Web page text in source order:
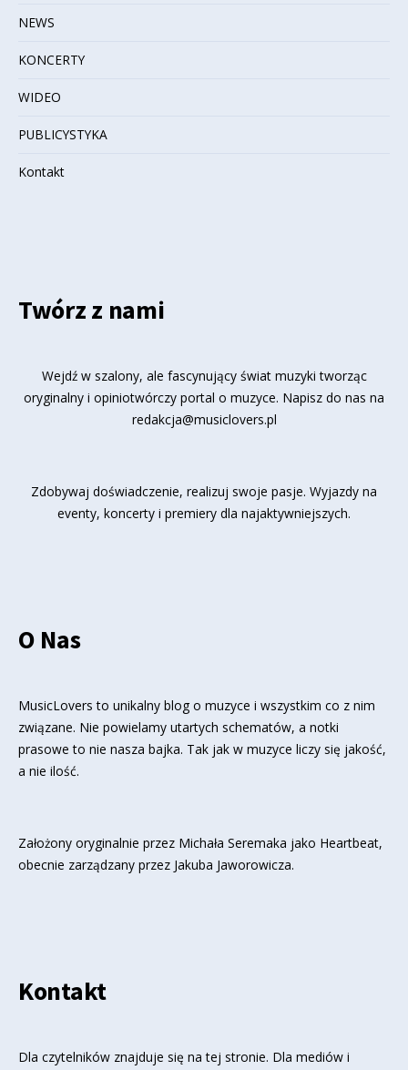
NEWS
KONCERTY
WIDEO
PUBLICYSTYKA
Kontakt
Twórz z nami
Wejdź w szalony, ale fascynujący świat muzyki tworząc
oryginalny i opiniotwórczy portal o muzyce. Napisz do nas na
redakcja@musiclovers.pl
Zdobywaj doświadczenie, realizuj swoje pasje. Wyjazdy na
eventy, koncerty i premiery dla najaktywniejszych.
O Nas
MusicLovers to unikalny blog o muzyce i wszystkim co z nim
związane. Nie powielamy utartych schematów, a notki
prasowe to nie nasza bajka. Tak jak w muzyce liczy się jakość,
a nie ilość.
Założony oryginalnie przez Michała Seremaka jako Heartbeat,
obecnie zarządzany przez Jakuba Jaworowicza.
Kontakt
Dla czytelników znajduje się na tej stronie. Dla mediów i